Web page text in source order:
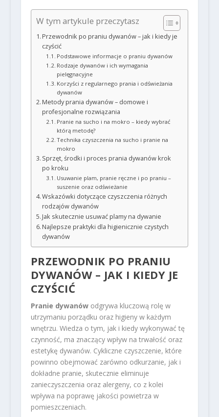
W tym artykule przeczytasz
Przewodnik po praniu dywanów – jak i kiedy je
czyścić
Podstawowe informacje o praniu dywanów
Rodzaje dywanów i ich wymagania
pielęgnacyjne
Korzyści z regularnego prania i odświeżania
dywanów
Metody prania dywanów – domowe i
profesjonalne rozwiązania
Pranie na sucho i na mokro – kiedy wybrać
którą metodę?
Technika czyszczenia na sucho i pranie na
mokro
Sprzęt, środki i proces prania dywanów krok
po kroku
Usuwanie plam, pranie ręczne i po praniu –
suszenie oraz odświeżanie
Wskazówki dotyczące czyszczenia różnych
rodzajów dywanów
Jak skutecznie usuwać plamy na dywanie
Najlepsze praktyki dla higienicznie czystych
dywanów
PRZEWODNIK PO PRANIU
DYWANÓW – JAK I KIEDY JE
CZYŚCIĆ
Pranie dywanówodgrywa kluczową rolę w
utrzymaniu porządku oraz higieny w każdym
wnętrzu. Wiedza o tym, jak i kiedy wykonywać tę
czynność, ma znaczący wpływ na trwałość oraz
estetykę dywanów. Cykliczne czyszczenie, które
powinno obejmować zarówno odkurzanie, jak i
dokładne pranie, skutecznie eliminuje
zanieczyszczenia oraz alergeny, co z kolei
wpływa na poprawę jakości powietrza w
pomieszczeniach.